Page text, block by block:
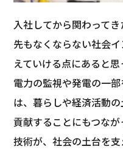
入社してから関わって
先もなくならない社会
えていける点にあると思
電力の監視や発電の一
は、暮らしや経済活動
貢献することにもつな
技術が、社会の土台を